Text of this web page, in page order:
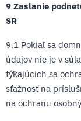
9 Zaslanie
SR
9.1 Pokiaľ sa
údajov nie je v
týkajúcich sa
sťažnosť na
na ochranu